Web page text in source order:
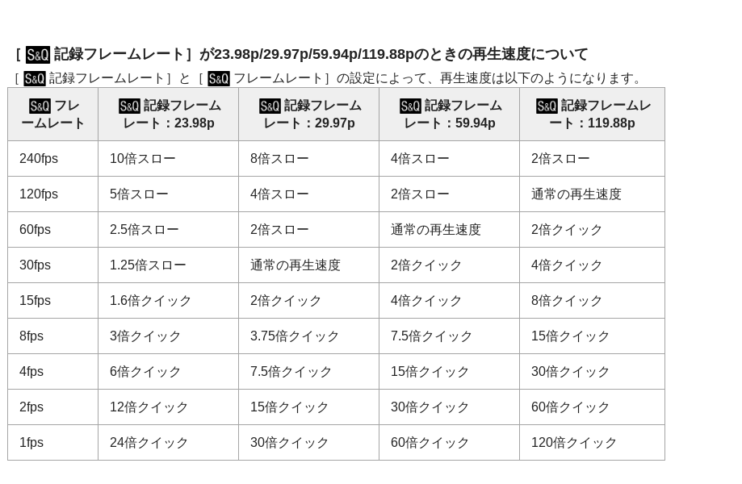
［ 記録フレームレート］ が23.98p/29.97p/59.94p/119.88pのときの再生速度について
［ 記録フレームレート］ と ［ フレームレート］ の設定によって、再生速度は以下のようになります。
フレ
ームレート
記録フレーム
レート ： 23.98p
記録フレーム
レート ： 29.97p
記録フレーム
レート ： 59.94p
記録フレームレ
ート ： 119.88p
240fps 10倍スロー 8倍スロー 4倍スロー 2倍スロー
120fps 5倍スロー 4倍スロー 2倍スロー 通常の再生速度
60fps 2.5倍スロー 2倍スロー 通常の再生速度 2倍クイック
30fps 1.25倍スロー 通常の再生速度 2倍クイック 4倍クイック
15fps 1.6倍クイック 2倍クイック 4倍クイック 8倍クイック
8fps 3倍クイック 3.75倍クイック 7.5倍クイック 15倍クイック
4fps 6倍クイック 7.5倍クイック 15倍クイック 30倍クイック
2fps 12倍クイック 15倍クイック 30倍クイック 60倍クイック
1fps 24倍クイック 30倍クイック 60倍クイック 120倍クイック